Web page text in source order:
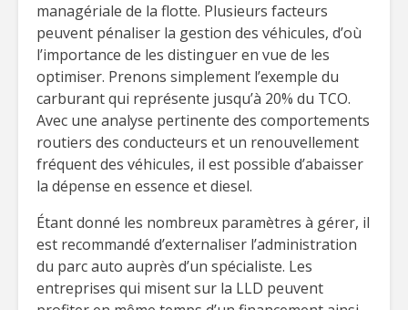
managériale de la flotte. Plusieurs facteurs
peuvent pénaliser la gestion des véhicules, d’où
l’importance de les distinguer en vue de les
optimiser. Prenons simplement l’exemple du
carburant qui représente jusqu’à 20% du TCO.
Avec une analyse pertinente des comportements
routiers des conducteurs et un renouvellement
fréquent des véhicules, il est possible d’abaisser
la dépense en essence et diesel.
Étant donné les nombreux paramètres à gérer, il
est recommandé d’externaliser l’administration
du parc auto auprès d’un spécialiste. Les
entreprises qui misent sur la LLD peuvent